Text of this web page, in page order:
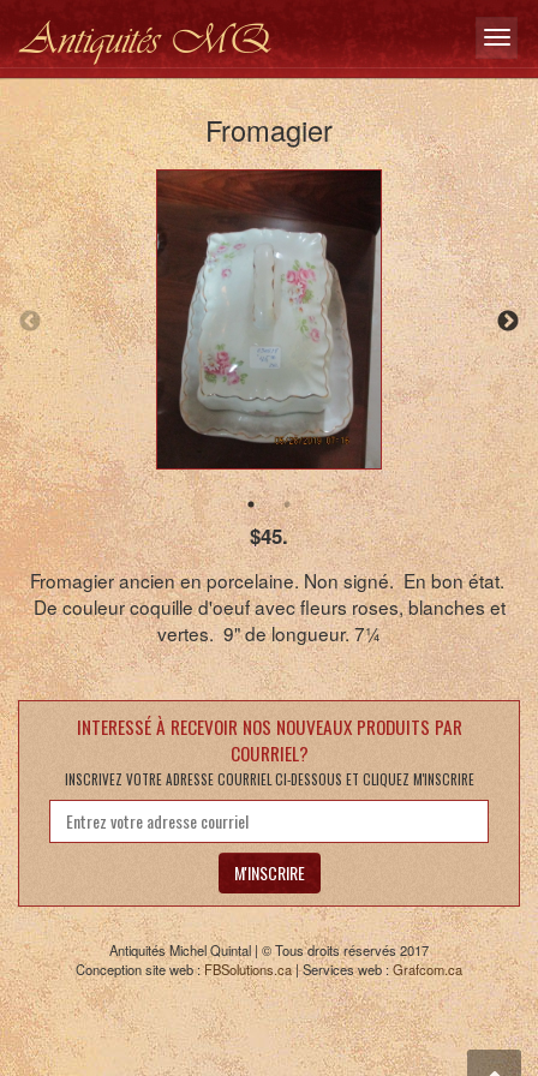
Antiquités MQ
Fromagier
$45.
Fromagier ancien en porcelaine. Non signé. En bon état.
De couleur coquille d'oeuf avec fleurs roses, blanches et
vertes. 9" de longueur. 7¼
INTERESSÉ À RECEVOIR NOS NOUVEAUX PRODUITS PAR
COURRIEL?
INSCRIVEZ VOTRE ADRESSE COURRIEL CI-DESSOUS ET CLIQUEZ M'INSCRIRE
M'INSCRIRE
Antiquités Michel Quintal | © Tous droits réservés 2017
Conception site web :FBSolutions.ca| Services web :Grafcom.ca